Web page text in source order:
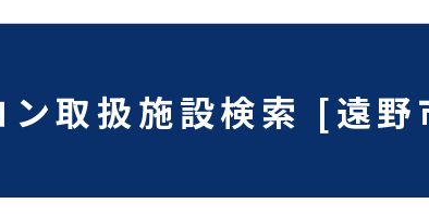
ン取扱施設検索 [遠野